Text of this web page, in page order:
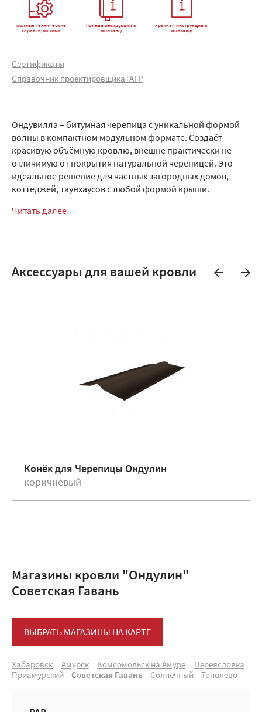
полные технические
характеристики
полная инструкция к
монтажу
краткая инструкция к
монтажу
Сертификаты
Справочник проектировщика+АТР
Ондувилла – битумная черепица с уникальной формой
волны в компактном модульном формате. Создаёт
красивую объёмную кровлю, внешне практически не
отличимую от покрытия натуральной черепицей. Это
идеальное решение для частных загородных домов,
коттеджей, таунхаусов с любой формой крыши.
Читать далее
Аксессуары для вашей кровли
Конёк для Черепицы Ондулин
коричневый
Магазины кровли "Ондулин"
Советская Гавань
ВЫБРАТЬ МАГАЗИНЫ НА КАРТЕ
Хабаровск Амурск Комсомольск на Амуре
Переясловка
Приамурский
Советская Гавань Солнечный Тополево